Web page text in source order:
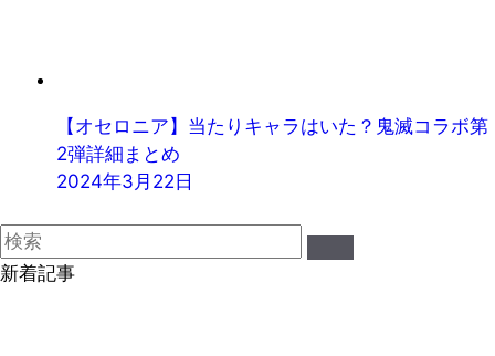
【オセロニア】当たりキャラはいた？鬼滅コラボ第
2弾詳細まとめ
2024年3月22日
新着記事